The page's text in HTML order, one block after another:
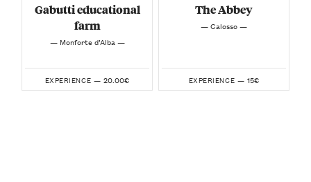
Gabutti educational
farm
— Monforte d’Alba —
EXPERIENCE — 20.00€
The Abbey
— Calosso —
EXPERIENCE — 15€